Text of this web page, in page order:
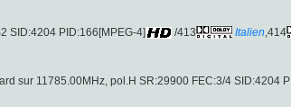
SID:4204 PID:166[MPEG-4] /413 Italien ,414
sur 11785.00MHz, pol.H SR:29900 FEC:3/4 SID:4204